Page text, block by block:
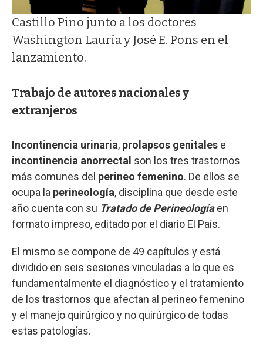
Castillo Pino junto a los doctores
Washington Lauría y José E. Pons en el
lanzamiento.
Trabajo de autores nacionales y
extranjeros
Incontinencia urinaria, prolapsos genitales e
incontinencia anorrectal son los tres trastornos
más comunes del perineo femenino. De ellos se
ocupa la perineología, disciplina que desde este
año cuenta con su Tratado de Perineologíaen
formato impreso, editado por el diario El País.
El mismo se compone de 49 capítulos y está
dividido en seis sesiones vinculadas a lo que es
fundamentalmente el diagnóstico y el tratamiento
de los trastornos que afectan al perineo femenino
y el manejo quirúrgico y no quirúrgico de todas
estas patologías.